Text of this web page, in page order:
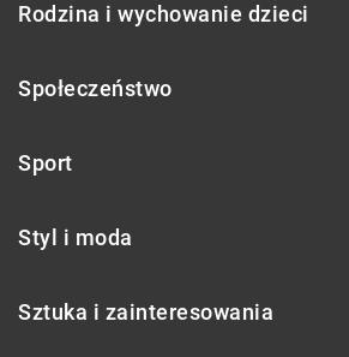
Rodzina i wychowanie dzieci
Społeczeństwo
Sport
Styl i moda
Sztuka i zainteresowania